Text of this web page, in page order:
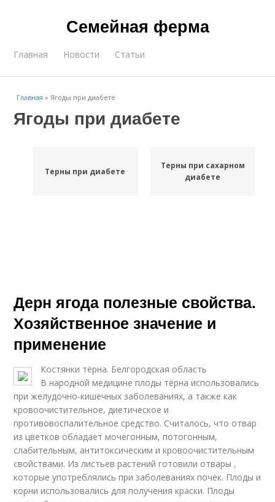
Семейная ферма
Главная Новости Статьи
Главная »Ягоды при диабете
Ягоды при диабете
Терны при диабете
Терны при сахарном
диабете
Дерн ягода полезные свойства.
Хозяйственное значение и
применение
Костянки тёрна. Белгородская область
В народной медицине плоды тёрна использовались
при желудочно-кишечных заболеваниях, а также как
кровоочистительное, диетическое и
противовоспалительное средство. Считалось, что отвар
из цветков обладает мочегонным, потогонным,
слабительным, антитоксическим и кровоочистительным
свойствами. Из листьев растений готовили отвары ,
которые употреблялись при заболеваниях почек. Плоды и
корни использовались для получения краски. Плоды